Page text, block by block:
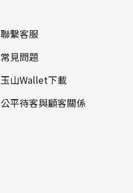
聯繫客服
常見問題
玉山Wallet下載
公平待客與顧客關係